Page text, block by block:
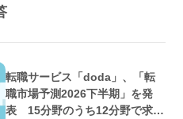
転職サービス「doda」、「転
職市場予測2026下半期」を発
表 15分野のうち12分野で求人